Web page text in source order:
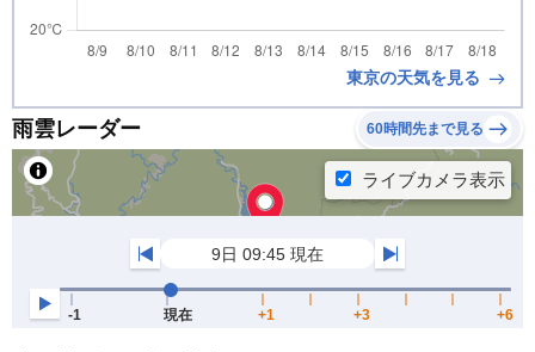
東京の天気を見る
雨雲レーダー 60時間先まで見る